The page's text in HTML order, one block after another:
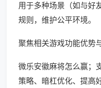
用于多种场景（如与好
规则，维护公平环境。
聚焦相关游戏功能优势
微乐安徽麻将怎么赢；
策略、暗杠优化、提高